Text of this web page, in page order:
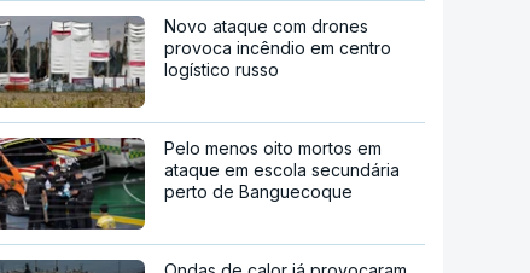
Novo ataque com drones
provoca incêndio em centro
logístico russo
Pelo menos oito mortos em
ataque em escola secundária
perto de Banguecoque